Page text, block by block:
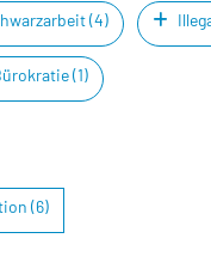
(4)
(1)
(6)